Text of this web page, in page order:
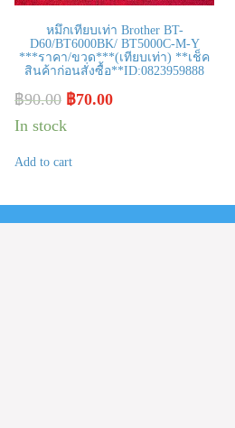
หมึกเทียบเท่า Brother BT-
D60/BT6000BK/ BT5000C-M-Y
***ราคา/ขวด***(เทียบเท่า) **เช็ค
สินค้าก่อนสั่งซื้อ**ID:0823959888
฿90.00 ฿70.00
In stock
Add to cart